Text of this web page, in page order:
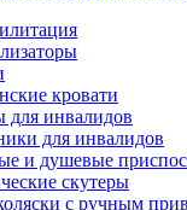
кровати
для инвалидов
для инвалидов
и душевые
скутеры
с ручным